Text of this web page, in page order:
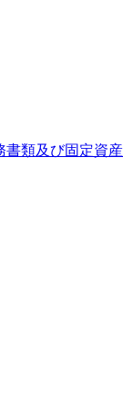
類及び固定資